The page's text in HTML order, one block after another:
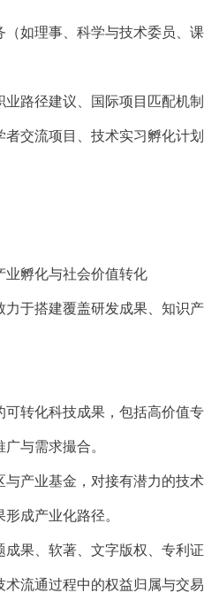
（如理事、科学与技术委员、
路径建议、国际项目匹配机制
交流项目、技术实习孵化计
业孵化与社会价值转化
于搭建覆盖研发成果、知识
转化科技成果，包括高价值
与需求撮合。
产业基金，对接有潜力的技
成产业化路径。
果、软著、文字版权、专利
流通过程中的权益归属与交易